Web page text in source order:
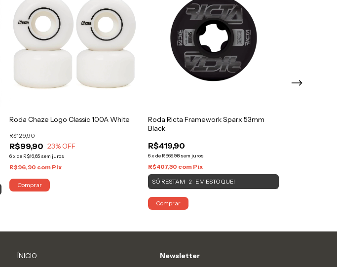
Roda Chaze Logo Classic 100A White
R$99,90
R$129,90
23% OFF
6x de R$16,65 sem juros
R$96,90 com Pix
Comprar
Roda Ricta Framework Sparx 53mm
Black
R$419,90
6x de R$69,98 sem juros
R$407,30 com Pix
SÓ RESTAM 2 EM ESTOQUE!
Comprar
ÍNICIO
Newsletter